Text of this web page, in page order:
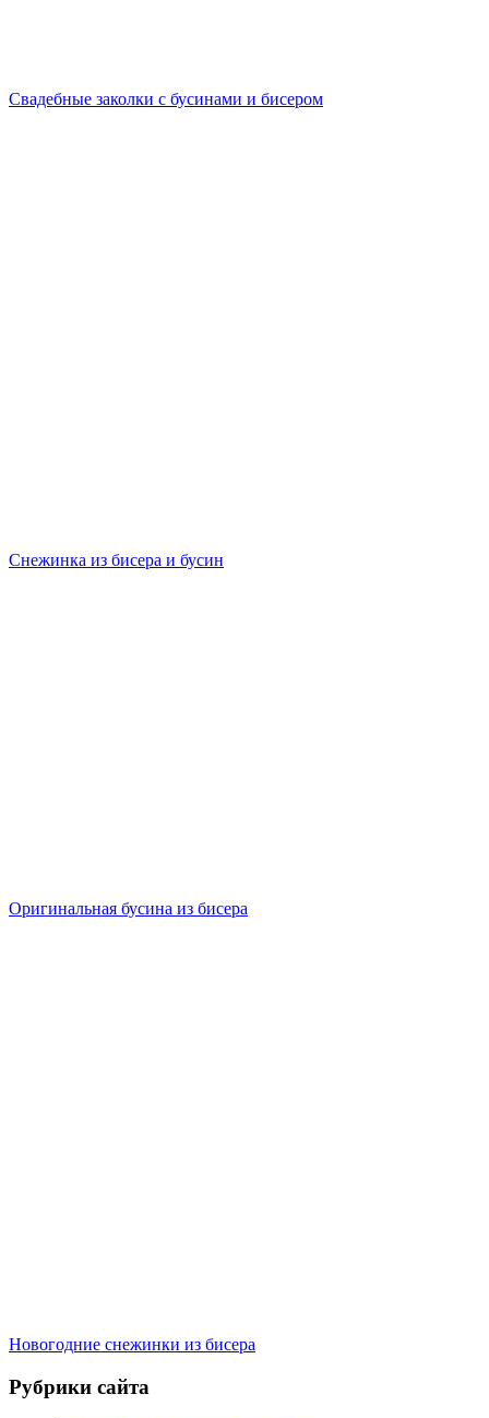
Свадебные заколки с бусинами и бисером
Снежинка из бисера и бусин
Оригинальная бусина из бисера
Новогодние снежинки из бисера
Рубрики сайта